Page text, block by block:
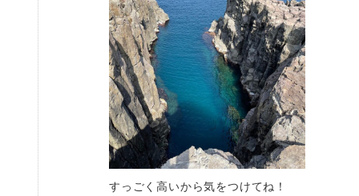
すっごく高いから気をつけてね！